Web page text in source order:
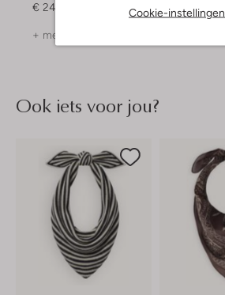
Cookie-instellingen
€ 24,99
+ meer kleuren
Ook iets voor jou?